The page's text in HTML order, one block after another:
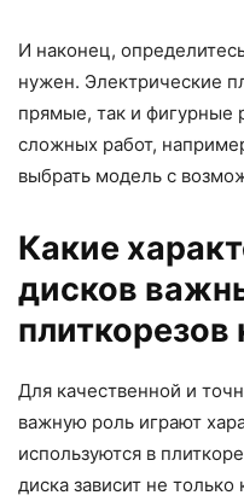
И наконец,
нужен. Электрические
прямые, так и фигурные
сложных работ,
выбрать модель с
Какие
дисков
плиткорезов
Для качественной и
важную роль играют
используются в
диска зависит не